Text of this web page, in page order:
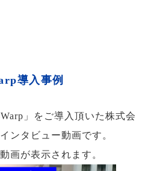
導入事例
」をご導入頂いた株式会
ンタビュー動画です。
画が表示されます。